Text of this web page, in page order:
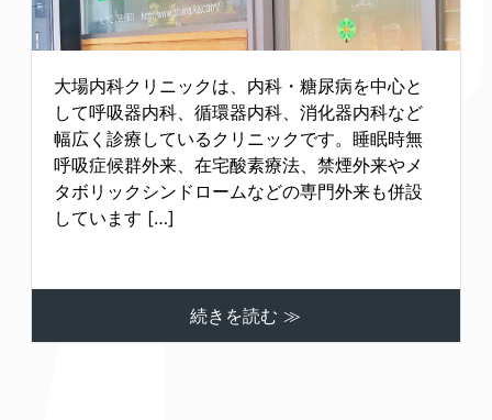
大場内科クリニックは、内科・糖尿病を中心と
して呼吸器内科、循環器内科、消化器内科など
幅広く診療しているクリニックです。睡眠時無
呼吸症候群外来、在宅酸素療法、禁煙外来やメ
タボリックシンドロームなどの専門外来も併設
しています […]
続きを読む ≫